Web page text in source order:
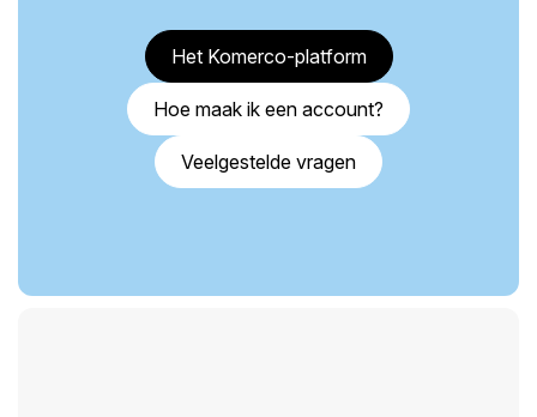
Het Komerco-platform
Hoe maak ik een account?
Veelgestelde vragen